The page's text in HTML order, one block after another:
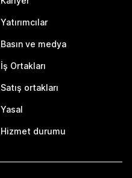
Yatırımcılar
Basın ve medya
İş Ortakları
Satış ortakları
Yasal
Hizmet durumu